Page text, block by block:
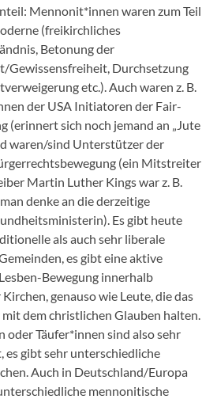
Mennonit*innen waren zum Teil
(freikirchliches
Betonung der
Gewissensfreiheit, Durchsetzung
etc.). Auch waren z. B.
der USA Initiatoren der Fair-
(erinnert sich noch jemand an „Jute
waren/sind Unterstützer der
(ein Mitstreiter
Martin Luther Kings war z. B.
denke an die derzeitige
Es gibt heute
als auch sehr liberale
es gibt eine aktive
Bewegung innerhalb
genauso wie Leute, die das
dem christlichen Glauben halten.
oder Täufer*innen sind also sehr
es gibt sehr unterschiedliche
Auch in Deutschland/Europa
mennonitische